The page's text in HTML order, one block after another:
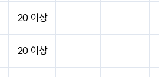
20 이상
20 이상